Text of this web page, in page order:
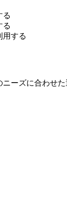
る
る
用する
ーズに合わせた